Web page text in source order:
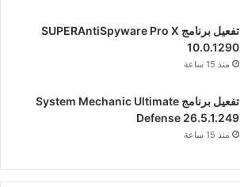
تفعيل برنامج SUPERAntiSpyware Pro X
10.0.1290
منذ 15 ساعة
تفعيل برنامج System Mechanic Ultimate
Defense 26.5.1.249
منذ 15 ساعة